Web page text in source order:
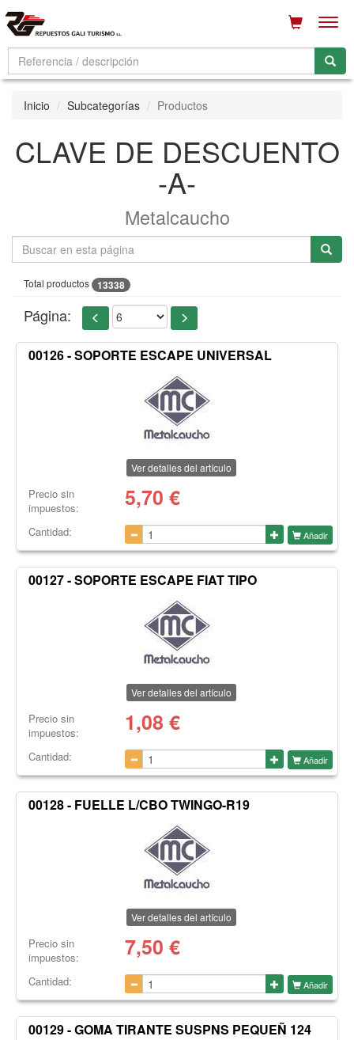
Inicio Subcategorías Productos
CLAVE DE DESCUENTO
-A-
Metalcaucho
Total productos 13338
Página:
00126 - SOPORTE ESCAPE UNIVERSAL
Ver detalles del artículo
Precio sin
impuestos:
5,70 €
Cantidad: Añadir
00127 - SOPORTE ESCAPE FIAT TIPO
Ver detalles del artículo
Precio sin
impuestos:
1,08 €
Cantidad: Añadir
00128 - FUELLE L/CBO TWINGO-R19
Ver detalles del artículo
Precio sin
impuestos:
7,50 €
Cantidad: Añadir
00129 - GOMA TIRANTE SUSPNS PEQUEÑ 124